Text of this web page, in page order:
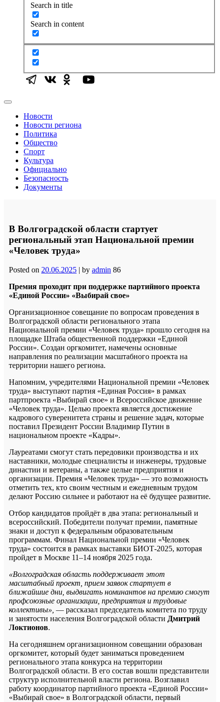
Search in title
Search in content
Новости
Новости региона
Политика
Общество
Спорт
Культура
Официально
Безопасность
Документы
В Волгоградской области стартует
региональный этап Национальной премии
«Человек труда»
Posted on 20.06.2025 | by admin 86
Премия проходит при поддержке партийного проекта
«Единой России» «Выбирай свое»
Организационное совещание по вопросам проведения в
Волгоградской области регионального этапа
Национальной премии «Человек труда» прошло сегодня на
площадке Штаба общественной поддержки «Единой
России». Создан оргкомитет, намечены основные
направления по реализации масштабного проекта на
территории нашего региона.
Напомним, учредителями Национальной премии «Человек
труда» выступают партия «Единая Россия» в рамках
партпроекта «Выбирай свое» и Всероссийское движение
«Человек труда». Целью проекта является достижение
кадрового суверенитета страны и решение задач, которые
поставил Президент России Владимир Путин в
национальном проекте «Кадры».
Лауреатами смогут стать передовики производства и их
наставники, молодые специалисты и инженеры, трудовые
династии и ветераны, а также целые предприятия и
организации. Премия «Человек труда» — это возможность
отметить тех, кто своим честным и ежедневным трудом
делают Россию сильнее и работают на её будущее развитие.
Отбор кандидатов пройдёт в два этапа: региональный и
всероссийский. Победители получат премии, памятные
знаки и доступ к федеральным образовательным
программам. Финал Национальной премии «Человек
труда» состоится в рамках выставки БИОТ-2025, которая
пройдет в Москве 11–14 ноября 2025 года.
«Волгоградская область поддерживает этот
масштабный проект, прием заявок стартует в
ближайшие дни, выдвигать номинантов на премию смогут
профсоюзные организации, предприятия и трудовые
коллективы», — рассказал председатель комитета по труду
и занятости населения Волгоградской области Дмитрий
Локтионов.
На сегодняшнем организационном совещании образован
оргкомитет, который будет заниматься проведением
регионального этапа конкурса на территории
Волгоградской области. В его состав вошли представители
структур исполнительной власти региона. Возглавил
работу координатор партийного проекта «Единой России»
«Выбирай свое» в Волгоградской области, первый